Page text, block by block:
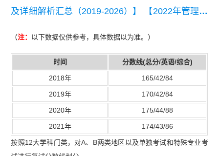
及详细解析汇总（2019-2026）】
【2022年管理联
（注： 以下数据仅供参考，具体数据以为准。）
时间 分数线(总分/英语/综合)
2018年 165/42/84
2019年 170/42/84
2020年 175/44/88
2021年 174/43/86
按照12大学科门类，对A、B两类地区以及单独考试和特殊专业考